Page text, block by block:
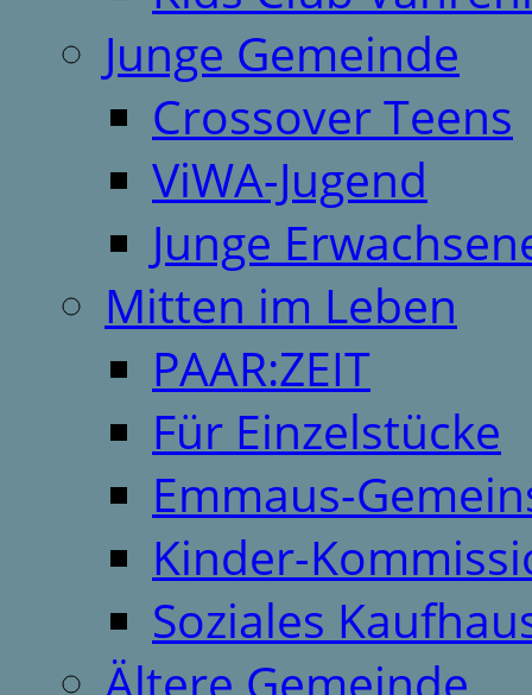
Junge Gemeinde
Crossover Teens
ViWA-Jugend
Junge
Mitten im Leben
PAAR:ZEIT
Für Einzelstücke
Emmaus-
Kinder-
Soziales